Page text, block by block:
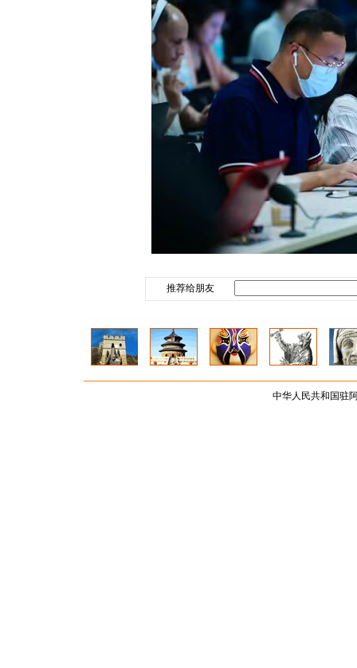
推荐给朋友
中华人民共和国驻